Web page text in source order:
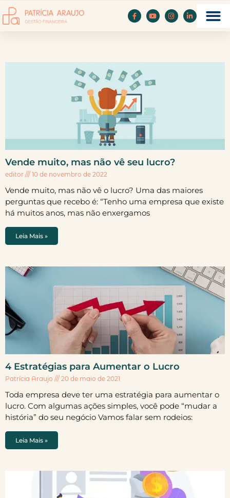
Vende muito, mas não vê seu lucro?
editor 10 de novembro de 2022
Vende muito, mas não vê o lucro? Uma das maiores
perguntas que recebo é: “Tenho uma empresa que existe
há muitos anos, mas não enxergamos
Leia Mais »
4 Estratégias para Aumentar o Lucro
Patrícia Araujo 20 de maio de 2021
Toda empresa deve ter uma estratégia para aumentar o
lucro. Com algumas ações simples, você pode “mudar a
história” do seu negócio Vamos falar sem rodeios:
Leia Mais »